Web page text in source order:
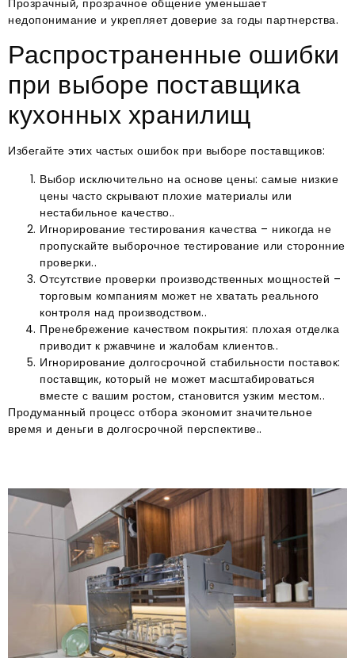
недопонимание и укрепляет доверие за годы партнерства.
Распространенные ошибки
при выборе поставщика
кухонных хранилищ
Избегайте этих частых ошибок при выборе поставщиков:
Выбор исключительно на основе цены: самые низкие
цены часто скрывают плохие материалы или
нестабильное качество..
Игнорирование тестирования качества – никогда не
пропускайте выборочное тестирование или сторонние
проверки..
Отсутствие проверки производственных мощностей –
торговым компаниям может не хватать реального
контроля над производством..
Пренебрежение качеством покрытия: плохая отделка
приводит к ржавчине и жалобам клиентов..
Игнорирование долгосрочной стабильности поставок:
поставщик, который не может масштабироваться
вместе с вашим ростом, становится узким местом..
Продуманный процесс отбора экономит значительное
время и деньги в долгосрочной перспективе..